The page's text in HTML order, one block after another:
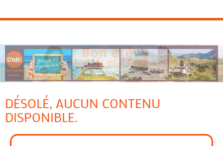
DÉSOLÉ, AUCUN CONTENU
DISPONIBLE.